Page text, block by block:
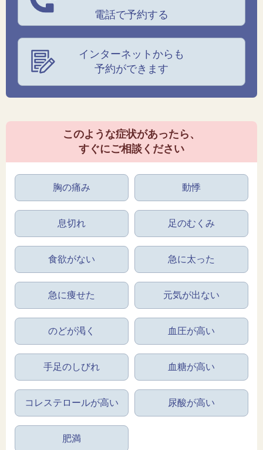
電話で予約する
インターネットからも
予約ができます
このような症状があったら、
すぐにご相談ください
胸の痛み 動悸
息切れ 足のむくみ
食欲がない 急に太った
急に痩せた 元気が出ない
のどが渇く 血圧が高い
手足のしびれ 血糖が高い
コレステロールが高い 尿酸が高い
肥満